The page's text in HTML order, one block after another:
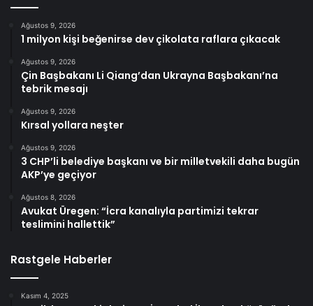
Ağustos 9, 2026
1 milyon kişi beğenirse dev çikolata raflara çıkacak
Ağustos 9, 2026
Çin Başbakanı Li Qiang’dan Ukrayna Başbakanı’na
tebrik mesajı
Ağustos 9, 2026
Kırsal yollara neşter
Ağustos 9, 2026
3 CHP’li belediye başkanı ve bir milletvekili daha bugün
AKP’ye geçiyor
Ağustos 8, 2026
Avukat Üregen: “İcra kanalıyla partimizi tekrar
teslimini hallettik”
Rastgele Haberler
Kasım 4, 2025